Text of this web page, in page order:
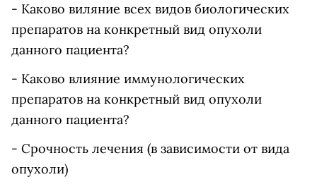
- Каково виляние всех видов биологических
препаратов на конкретный вид опухоли
данного пациента?
- Каково влияние иммунологических
препаратов на конкретный вид опухоли
данного пациента?
- Срочность лечения (в зависимости от вида
опухоли)